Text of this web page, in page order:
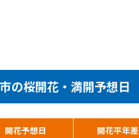
の桜開花・満開予想日
開花予想日 開花平年差